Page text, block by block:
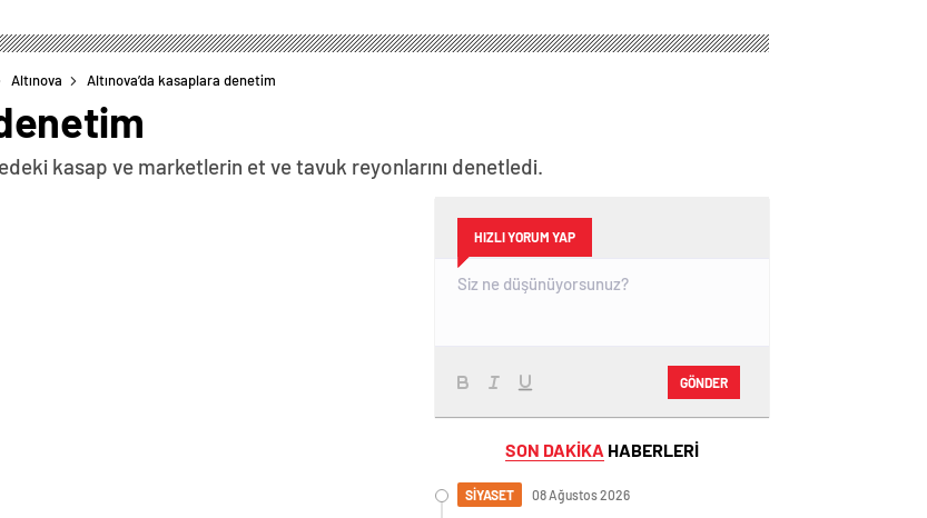
Altınova Altınova’da kasaplara denetim
kasap ve marketlerin et ve tavuk reyonlarını denetledi.
HIZLI YORUM YAP
GÖNDER
SON DAKİKA HABERLERİ
SİYASET 08 Ağustos 2026